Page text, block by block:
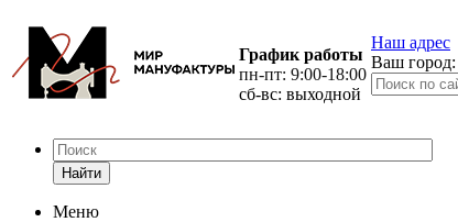
График работы
пн-пт: 9:00-18:00
сб-вс: выходной
Наш адрес
Ваш город:
Найти
Меню